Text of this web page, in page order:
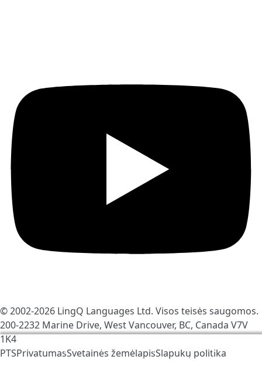
Mes naudojame slapukus, kad padėtume pagerinti
LingQ. Apsilankę avetainėje Jūs sutinkate su mūsų
© 2002-2026 LingQ Languages Ltd. Visos teisės saugomos.
200-2232 Marine Drive, West Vancouver, BC, Canada V7V
1K4
PTSPrivatumasSvetainės žemėlapisSlapukų politika